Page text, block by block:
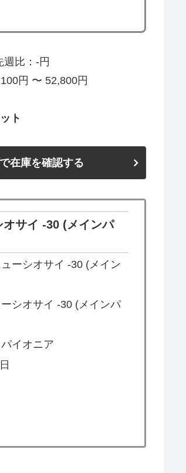
週比：-円
円 〜 52,800円
ト
在庫を確認する
オサイ -30 (メインパ
ーシオサイ -30 (メイン
シオサイ -30 (メインパ
イオニア